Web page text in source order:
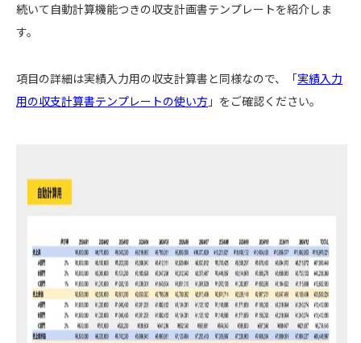
続いて自動計算機能つきの収支計画書テンプレートを紹介しま
す。
項目の詳細は実績入力用の収支計算書と同様なので、「実績入力
用の収支計算書テンプレートの使い方 」をご確認ください。